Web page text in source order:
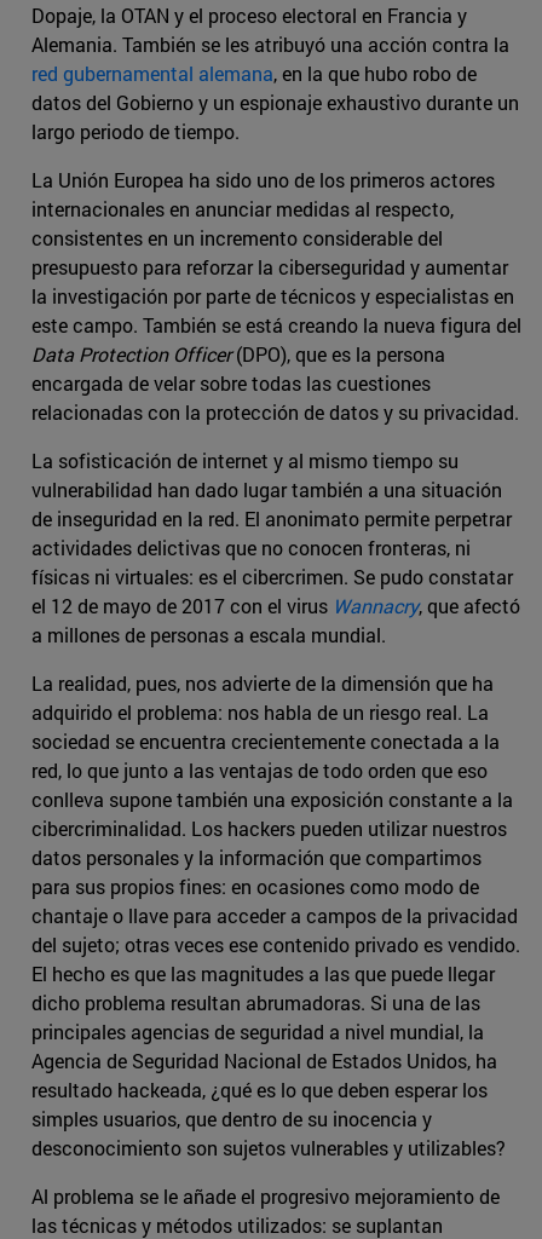
Dopaje, la OTAN y el proceso electoral en Francia y
Alemania. También se les atribuyó una acción contra la
red gubernamental alemana, en la que hubo robo de
datos del Gobierno y un espionaje exhaustivo durante un
largo periodo de tiempo.
La Unión Europea ha sido uno de los primeros actores
internacionales en anunciar medidas al respecto,
consistentes en un incremento considerable del
presupuesto para reforzar la ciberseguridad y aumentar
la investigación por parte de técnicos y especialistas en
este campo. También se está creando la nueva figura del
Data Protection Officer(DPO), que es la persona
encargada de velar sobre todas las cuestiones
relacionadas con la protección de datos y su privacidad.
La sofisticación de internet y al mismo tiempo su
vulnerabilidad han dado lugar también a una situación
de inseguridad en la red. El anonimato permite perpetrar
actividades delictivas que no conocen fronteras, ni
físicas ni virtuales: es el cibercrimen. Se pudo constatar
el 12 de mayo de 2017 con el virus Wannacry, que afectó
a millones de personas a escala mundial.
La realidad, pues, nos advierte de la dimensión que ha
adquirido el problema: nos habla de un riesgo real. La
sociedad se encuentra crecientemente conectada a la
red, lo que junto a las ventajas de todo orden que eso
conlleva supone también una exposición constante a la
cibercriminalidad. Los hackers pueden utilizar nuestros
datos personales y la información que compartimos
para sus propios fines: en ocasiones como modo de
chantaje o llave para acceder a campos de la privacidad
del sujeto; otras veces ese contenido privado es vendido.
El hecho es que las magnitudes a las que puede llegar
dicho problema resultan abrumadoras. Si una de las
principales agencias de seguridad a nivel mundial, la
Agencia de Seguridad Nacional de Estados Unidos, ha
resultado hackeada, ¿qué es lo que deben esperar los
simples usuarios, que dentro de su inocencia y
desconocimiento son sujetos vulnerables y utilizables?
Al problema se le añade el progresivo mejoramiento de
las técnicas y métodos utilizados: se suplantan